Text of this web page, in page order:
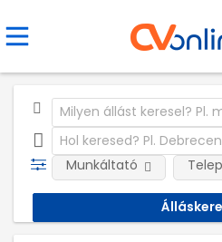
Munkáltató